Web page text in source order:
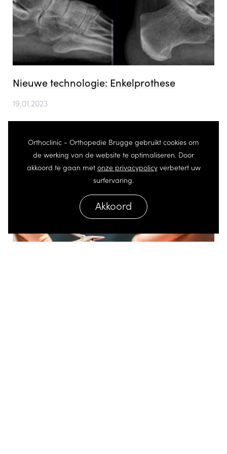
Nieuwe technologie: Enkelprothese
19.01.2023
Orthoclinic - Orthopedie Brugge gebruikt cookies om
de werking van de website te optimaliseren. Door
akkoord te gaan met onze privacypolicyverbetert uw
surfervaring.
Akkoord